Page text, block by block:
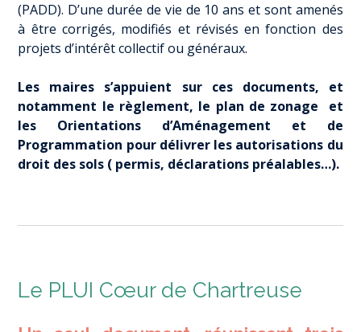
(PADD). D’une durée de vie de 10 ans et sont amenés
à être corrigés, modifiés et révisés en fonction des
projets d’intérêt collectif ou généraux.
Les maires s’appuient sur ces documents, et
notamment le règlement, le plan de zonage et
les Orientations d’Aménagement et de
Programmation pour délivrer les autorisations du
droit des sols ( permis, déclarations préalables…).
Le PLUI Cœur de Chartreuse